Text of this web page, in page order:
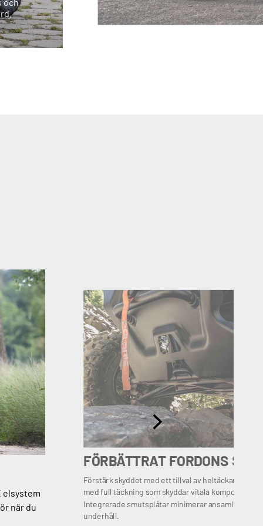
elsystem
när du
FÖRBÄTTRAT FORDONS
Förstärk skyddet med ett tillval av heltäckande
med full täckning som skyddar vitala komponenter
Integrerade smutsplåtar minimerar ansamling av
underhåll.